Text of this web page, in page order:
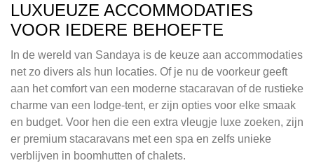
LUXUEUZE ACCOMMODATIES
VOOR IEDERE BEHOEFTE
In de wereld van Sandaya is de keuze aan accommodaties
net zo divers als hun locaties. Of je nu de voorkeur geeft
aan het comfort van een moderne stacaravan of de rustieke
charme van een lodge-tent, er zijn opties voor elke smaak
en budget. Voor hen die een extra vleugje luxe zoeken, zijn
er premium stacaravans met een spa en zelfs unieke
verblijven in boomhutten of chalets.